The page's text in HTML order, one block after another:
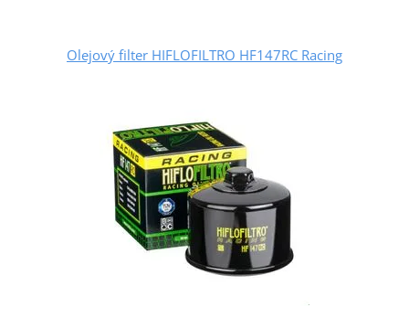
Olejový filter HIFLOFILTRO HF147RC Racing